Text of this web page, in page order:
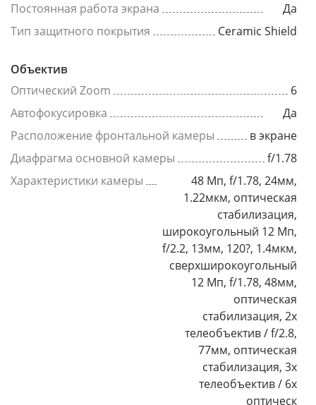
Постоянная работа экрана
Да
Тип защитного покрытия
Ceramic Shield
Объектив
Оптический Zoom
6
Автофокусировка
Да
Расположение фронтальной камеры
в экране
Диафрагма основной камеры
f/1.78
Характеристики камеры
48 Мп, f/1.78, 24мм,
1.22мкм, оптическая
стабилизация,
широкоугольный 12 Мп,
f/2.2, 13мм, 120?, 1.4мкм,
сверхширокоугольный
12 Мп, f/1.78, 48мм,
оптическая
стабилизация, 2x
телеобъектив / f/2.8,
77мм, оптическая
стабилизация, 3x
телеобъектив / 6х
оптическ